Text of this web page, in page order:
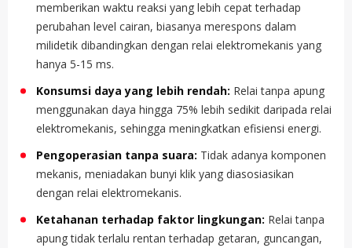
memberikan waktu reaksi yang lebih cepat terhadap
perubahan level cairan, biasanya merespons dalam
milidetik dibandingkan dengan relai elektromekanis yang
hanya 5-15 ms.
Konsumsi daya yang lebih rendah: Relai tanpa apung
menggunakan daya hingga 75% lebih sedikit daripada relai
elektromekanis, sehingga meningkatkan efisiensi energi.
Pengoperasian tanpa suara: Tidak adanya komponen
mekanis, meniadakan bunyi klik yang diasosiasikan
dengan relai elektromekanis.
Ketahanan terhadap faktor lingkungan: Relai tanpa
apung tidak terlalu rentan terhadap getaran, guncangan,